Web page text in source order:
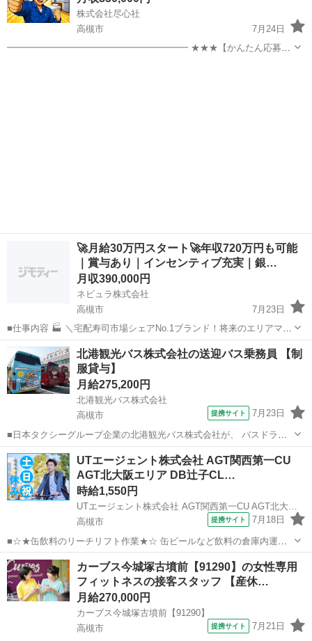
株式会社尽心社
高槻市
7月24日
━━━━━━━━━━━━━━━━━━━━ ★★★【かんたん応募は
🚀月給30万円スタート🚀年収720万円も可能
｜賞与あり｜インセンティブ充実｜銀…
月収390,000円
ネビュラ株式会社
高槻市
7月23日
■仕事内容 🏭 ＼宅配寿司市場シェアNo.1ブランド！将来のエリアマネ
ージャー候補募集！／ ＼月給30万円以上！店長経験を活かしてさらな
るキャリアアップ！／ ＼インセンティブ・福利厚生充実！裁量の大き
な環境で活...
大阪 高槻市 サービス業 ブランド
北港観光バス株式会社の送迎バス乗務員 【制
服貸与】
月給275,200円
北港観光バス株式会社
高槻市
提携サイト 7月23日
■日本タクシーグループ企業の北港観光バス株式会社が、 バスドライ
バーを募集します！ 異業種から転職の先輩も数多く活躍中です。 ま
た、勤務希望日も相談に応じて対応！ あなたに合った働き方を見つけ
てくださいね♪ ■月給275...
大阪 高槻市
UTエージェント株式会社 AGT関西第一CU
AGT北大阪エリア DB辻子CL…
時給1,550円
UTエージェント株式会社 AGT関西第一CU AGT北大阪エリア DB辻子CL 《Jdui1C》
高槻市
提携サイト 7月18日
■☆★缶飲料のリーチリフト作業★☆ 缶ビールなど飲料の倉庫内運搬
をお任せします！ シンプルな入出荷作業です♪ ＜具体的には…＞ ■ト
ラックからの荷降ろし ■倉庫内での運搬 ■荷積み ■トラックへの積み
込み ※倉庫...
大阪 高槻市 工場
カーブス今城塚古墳前【91290】の女性専用
フィットネスの接客スタッフ 【産休…
月給270,000円
カーブス今城塚古墳前【91290】
高槻市
提携サイト 7月21日